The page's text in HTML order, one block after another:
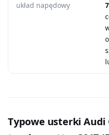
układ napędowy
Typowe usterki Audi